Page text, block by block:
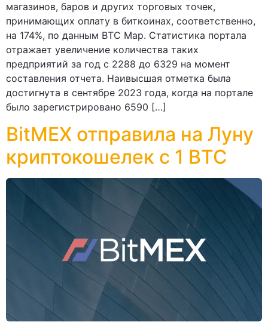
магазинов, баров и других торговых точек,
принимающих оплату в биткоинах, соответственно,
на 174%, по данным BTC Map. Статистика портала
отражает увеличение количества таких
предприятий за год с 2288 до 6329 на момент
составления отчета. Наивысшая отметка была
достигнута в сентябре 2023 года, когда на портале
было зарегистрировано 6590 […]
BitMEX отправила на Луну
криптокошелек с 1 BTC